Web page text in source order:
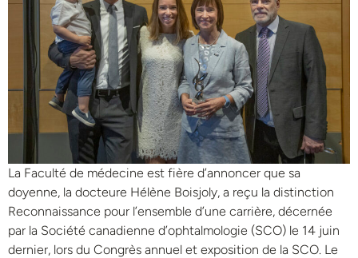
La Faculté de médecine est fière d’annoncer que sa
doyenne, la docteure Hélène Boisjoly, a reçu la distinction
Reconnaissance pour l’ensemble d’une carrière, décernée
par la Société canadienne d’ophtalmologie (SCO) le 14 juin
dernier, lors du Congrès annuel et exposition de la SCO. Le